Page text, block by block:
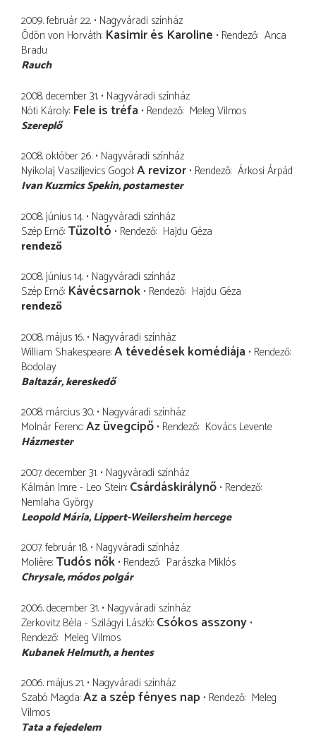
2009. február 22. Nagyváradi színház
Ödön von Horváth Kasimir és Karoline Rendező Anca
Bradu
Rauch
2008. december 31. Nagyváradi színház
Nóti Károly Fele is tréfa Rendező Meleg Vilmos
Szereplő
2008. október 26. Nagyváradi színház
Nyikolaj Vasziljevics Gogol A revizor Rendező Árkosi Árpád
Ivan Kuzmics Spekin postamester
2008. június 14. Nagyváradi színház
Szép Ernő Tűzoltó Rendező Hajdu Géza
rendező
2008. június 14. Nagyváradi színház
Szép Ernő Kávécsarnok Rendező Hajdu Géza
rendező
2008. május 16. Nagyváradi színház
William Shakespeare A tévedések komédiája Rendező
Bodolay
Baltazár kereskedő
2008. március 30. Nagyváradi színház
Molnár Ferenc Az üvegcipő Rendező Kovács Levente
Házmester
2007. december 31. Nagyváradi színház
Kálmán Imre - Leo Stein Csárdáskirálynő Rendező
Nemlaha György
Leopold Mária Lippert-Weilersheim hercege
2007. február 18. Nagyváradi színház
Molière Tudós nők Rendező Parászka Miklós
Chrysale módos polgár
2006. december 31. Nagyváradi színház
Zerkovitz Béla - Szilágyi László Csókos asszony
Rendező Meleg Vilmos
Kubanek Helmuth a hentes
2006. május 21. Nagyváradi színház
Szabó Magda Az a szép fényes nap Rendező Meleg
Vilmos
Tata a fejedelem